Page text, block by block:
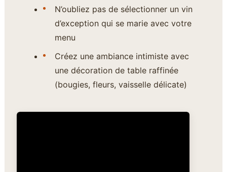
N’oubliez pas de sélectionner un vin
d’exception qui se marie avec votre
menu
Créez une ambiance intimiste avec
une décoration de table raffinée
(bougies, fleurs, vaisselle délicate)